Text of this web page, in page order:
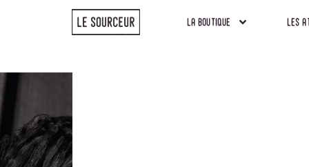
la boutique les
la boutique les